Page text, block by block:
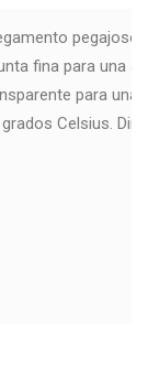
pegajoso
fina para una
para una
Celsius.